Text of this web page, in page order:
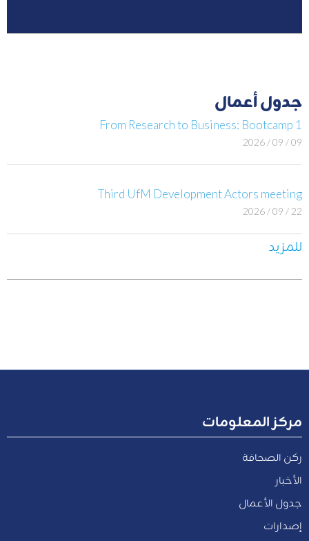
جدول أعمال
From Research to Business: Bootcamp 1
09 / 09 / 2026
Third UfM Development Actors meeting
22 / 09 / 2026
للمزيد
مركز المعلومات
ركن الصحافة
الأخبار
جدول الأعمال
إصدارات